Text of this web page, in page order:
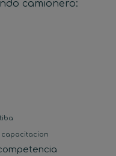
camionero:
capacitacion